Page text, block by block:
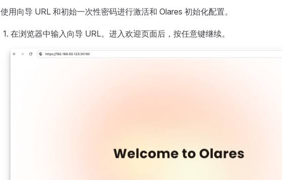
使用向导 URL 和初始一次性密码进行激活和 Olares 初始化配置。
在浏览器中输入向导 URL。进入欢迎页面后，按任意键继续。